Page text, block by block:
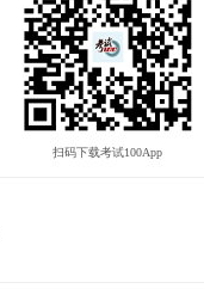
扫码下载考试100App